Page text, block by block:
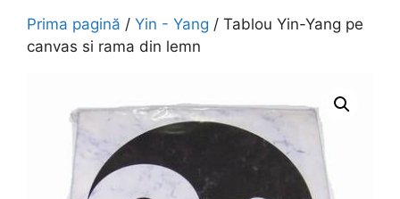
Prima pagină / Yin - Yang / Tablou Yin-Yang pe
canvas si rama din lemn